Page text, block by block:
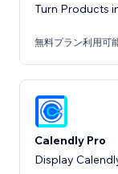
Turn Products
無料プラン利用可
Calendly Pro
Display